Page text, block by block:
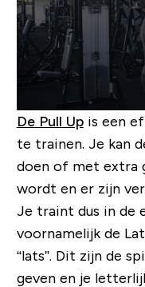
De Pull Upis een
te trainen. Je kan
doen of met extra
wordt en er zijn
Je traint dus in de
voornamelijk de
“lats”. Dit zijn de
geven en je